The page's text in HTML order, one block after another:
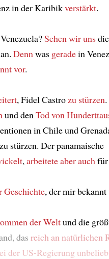
in der Karibikverstärkt.
Sehen wir uns
Denn was geradein
vor.
, Fidel Castro zu stürzen
und den Tod von
in Chile und
stürzen. Der panamaische
, arbeitete aber auch
Geschichte, der mir
der Weltund die
das reich an natürlichen
der US-Regierung